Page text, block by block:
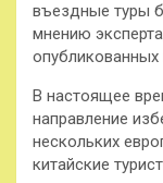
въездные туры
мнению
В настоящее
направление
нескольких
китайские